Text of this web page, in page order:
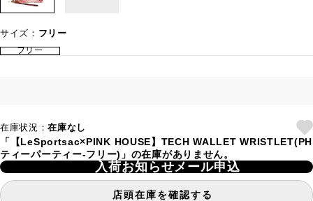
サイズ： フリー
フリー
在庫状況：在庫なし
「【LeSportsac×PINK HOUSE】TECH WALLET WRISTLET(PH
ティーパーティー-フリー)」の在庫がありません。
入荷お知らせメール申込
店頭在庫を確認する